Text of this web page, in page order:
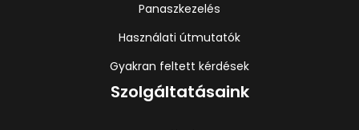
Panaszkezelés
Használati útmutatók
Gyakran feltett kérdések
Szolgáltatásaink